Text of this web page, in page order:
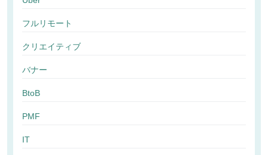
フルリモート
クリエイティブ
バナー
BtoB
PMF
IT